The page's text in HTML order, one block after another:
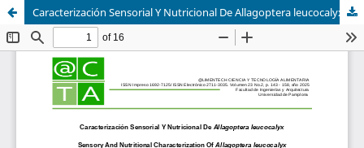
Caracterización Sensorial Y Nutricional De Allagoptera leucocalyx